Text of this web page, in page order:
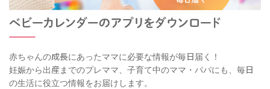
赤ちゃんの成長にあったママに必要な情報が毎日届く！
妊娠から出産までのプレママ、子育て中のママ・パパにも、毎日
の生活に役立つ情報をお届けします。